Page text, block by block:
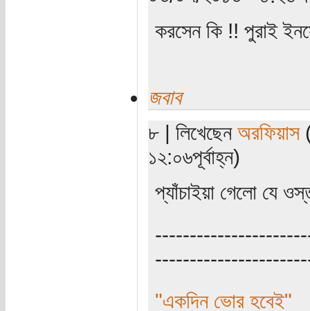
করসেন কি !! পুরাই
জবাব
৮ | লিখেছেন অরফিয়াস
১২:০৬পূর্বাহ্ন)
প্যাঁচাইয়া গেলো যে
"একদিন ভোর হবেই"